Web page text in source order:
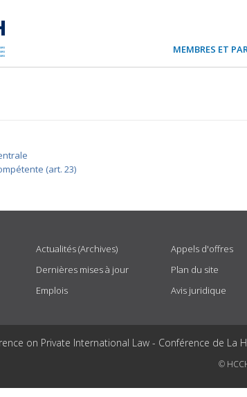
MEMBRES ET
(art. 23)
Actualités (Archives)
Dernières mises à jour
Emplois
Appels d'offres
Plan du site
Avis juridique
on Private International Law - Conférence de
©